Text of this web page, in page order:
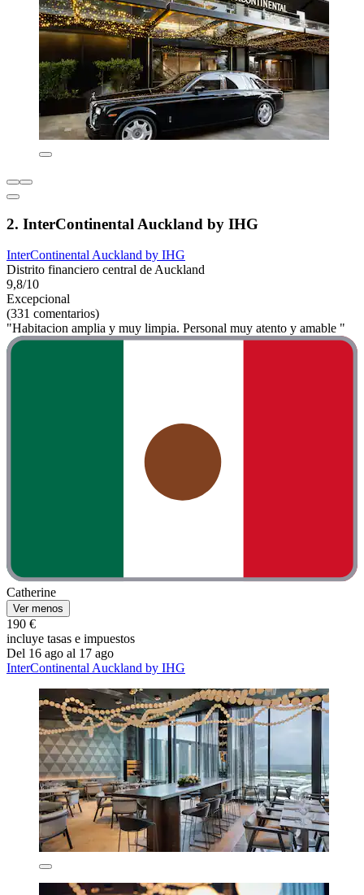
2. InterContinental Auckland by IHG
InterContinental Auckland by IHG
Distrito financiero central de Auckland
9,8/10
Excepcional
(331 comentarios)
"Habitacion amplia y muy limpia. Personal muy atento y amable "
Catherine
Ver menos
190 €
incluye tasas e impuestos
Del 16 ago al 17 ago
InterContinental Auckland by IHG